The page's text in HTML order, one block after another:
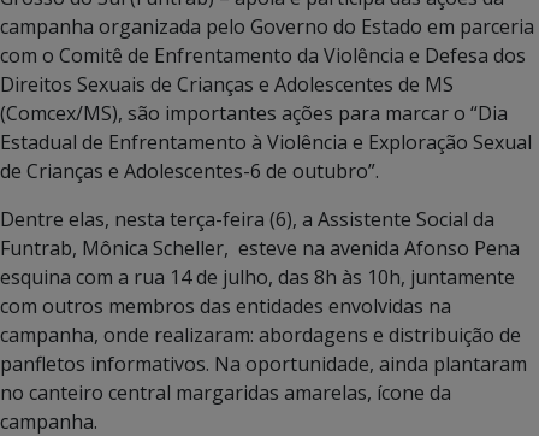
campanha organizada pelo Governo do Estado em parceria
com o Comitê de Enfrentamento da Violência e Defesa dos
Direitos Sexuais de Crianças e Adolescentes de MS
(Comcex/MS), são importantes ações para marcar o “Dia
Estadual de Enfrentamento à Violência e Exploração Sexual
de Crianças e Adolescentes-6 de outubro”.
Dentre elas, nesta terça-feira (6), a Assistente Social da
Funtrab, Mônica Scheller, esteve na avenida Afonso Pena
esquina com a rua 14 de julho, das 8h às 10h, juntamente
com outros membros das entidades envolvidas na
campanha, onde realizaram: abordagens e distribuição de
panfletos informativos. Na oportunidade, ainda plantaram
no canteiro central margaridas amarelas, ícone da
campanha.